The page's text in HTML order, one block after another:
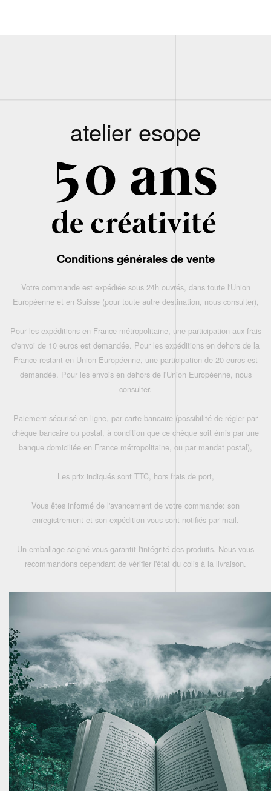
atelier esope
Conditions générales de vente
Votre commande est expédiée sous 24h ouvrés, dans toute l'Union
Européenne et en Suisse (pour toute autre destination, nous consulter),
Pour les expéditions en France métropolitaine, une participation aux frais
d'envoi de 10 euros est demandée. Pour les expéditions en dehors de la
France restant en Union Européenne, une participation de 20 euros est
demandée. Pour les envois en dehors de l'Union Européenne, nous
consulter.
Paiement sécurisé en ligne, par carte bancaire (possibilité de régler par
chèque bancaire ou postal, à condition que ce chèque soit émis par une
banque domiciliée en France métropolitaine, ou par mandat postal),
Les prix indiqués sont TTC, hors frais de port,
Vous êtes informé de l'avancement de votre commande: son
enregistrement et son expédition vous sont notifiés par mail.
Un emballage soigné vous garantit l'intégrité des produits. Nous vous
recommandons cependant de vérifier l'état du colis à la livraison.